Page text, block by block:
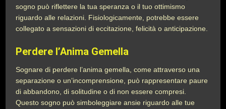
sogno può riflettere la tua speranza o il tuo ottimismo
riguardo alle relazioni. Fisiologicamente, potrebbe essere
collegato a sensazioni di eccitazione, felicità o anticipazione.
Perdere l’Anima Gemella
Sognare di perdere l’anima gemella, come attraverso una
separazione o un’incomprensione, può rappresentare paure
di abbandono, di solitudine o di non essere compresi.
Questo sogno può simboleggiare ansie riguardo alle tue